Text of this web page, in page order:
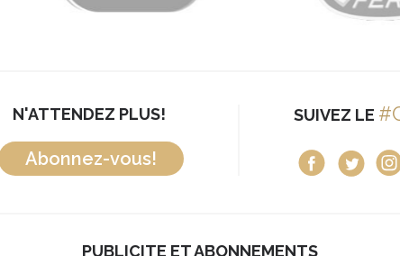
N'ATTENDEZ PLUS!
Abonnez-vous!
SUIVEZ LE
PUBLICITE ET ABONNEMENTS